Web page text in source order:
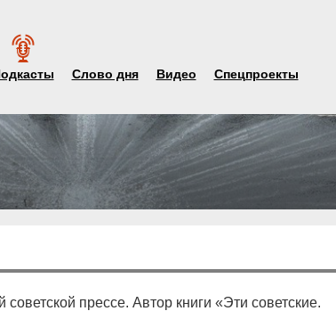
Слово дня Видео Спецпроекты
прессе. Автор книги «Эти советские.